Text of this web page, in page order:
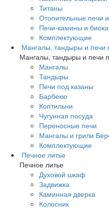
Титаны
Отопительные печи
Печи-камины и
Комплектующие
Мангалы, тандыры и печи
Мангалы, тандыры и печи
Мангалы
Тандыры
Печи под казаны
Барбекю
Коптильни
Чугунная посуда
Переносные печи
Мангалы и грили
Комплектующие
Печное литье
Печное литье
Духовой шкаф
Задвижка
Каминная дверка
Колосник